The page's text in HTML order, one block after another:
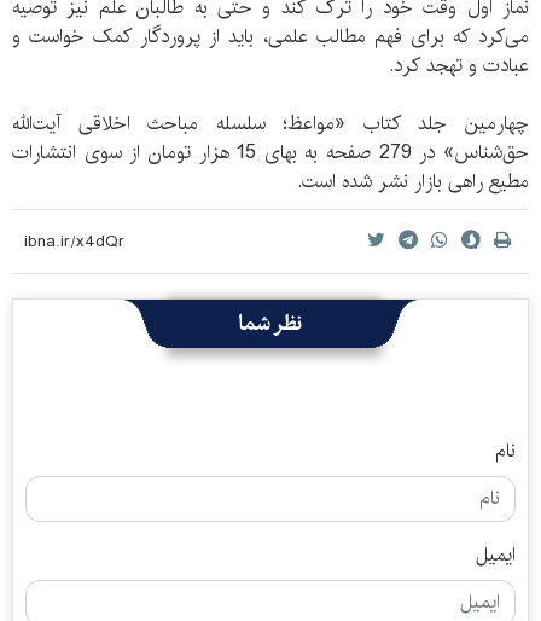
نماز اول وقت خود را ترک کند و حتی به طالبان علم نیز توصیه
می‌کرد که برای فهم مطالب علمی، باید از پروردگار کمک خواست و
عبادت و تهجد کرد.
چهارمین جلدکتاب «مواعظ؛ سلسله مباحث اخلاقی آیت‌الله
حق‌شناس» در 279 صفحه به بهای 15 هزار تومان از سوی انتشارات
مطیع راهی بازار نشر شده است.
نظر شما
نام
ایمیل